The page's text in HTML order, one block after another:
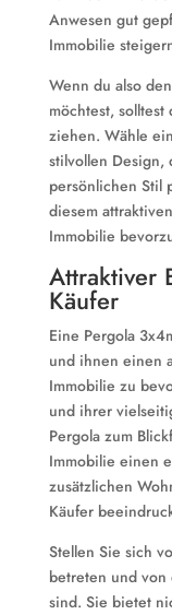
Anwesen gut
Immobilie
Wenn du also
möchtest,
ziehen. Wähle
stilvollen Design,
persönlichen Stil
diesem
Immobilie
Attraktiver
Käufer
Eine Pergola
und ihnen einen
Immobilie zu
und ihrer
Pergola zum
Immobilie einen
zusätzlichen
Käufer
Stellen Sie sich
betreten und
sind. Sie bietet